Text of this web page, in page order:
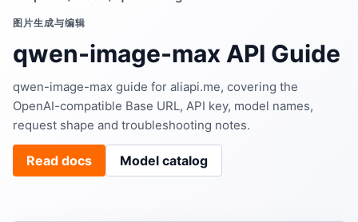
图片生成与编辑
qwen-image-max API Guide
qwen-image-max guide for aliapi.me, covering the
OpenAI-compatible Base URL, API key, model names,
request shape and troubleshooting notes.
Read docs Model catalog